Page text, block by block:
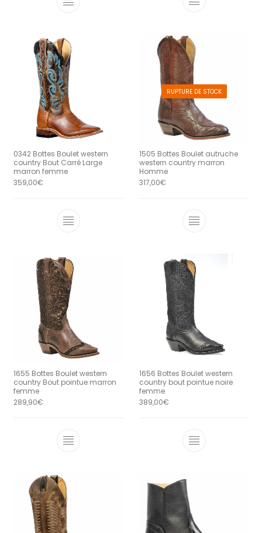
Ce produit a plusieurs variations.
Ce produit a
0342 Bottes Boulet western
country Bout Carré Large
marron femme
359,00€
Ce produit a plusieurs variations.
RUPTURE DE STOCK
1505 Bottes Boulet autruche
western country marron
Homme
317,00€
Ce produit a
1655 Bottes Boulet western
country Bout pointue marron
femme
289,90€
Ce produit a plusieurs variations.
1656 Bottes Boulet western
country bout pointue noire
femme
389,00€
Ce produit a